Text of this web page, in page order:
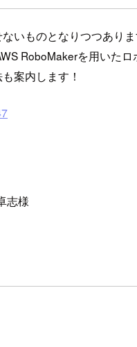
いものとなりつつあり
RoboMakerを用いた
案内します！
志様